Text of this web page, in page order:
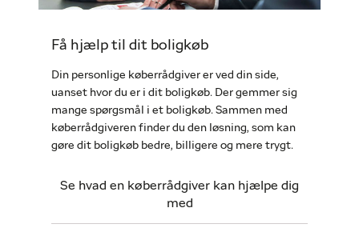
Få hjælp til dit boligkøb
Din personlige køberrådgiver er ved din side,
uanset hvor du er i dit boligkøb. Der gemmer sig
mange spørgsmål i et boligkøb. Sammen med
køberrådgiveren finder du den løsning, som kan
gøre dit boligkøb bedre, billigere og mere trygt.
Se hvad en køberrådgiver kan hjælpe dig
med